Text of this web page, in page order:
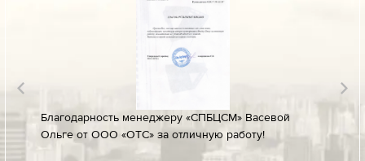
Благодарность менеджеру «СПБЦСМ» Васевой
Ольге от ООО «ОТС» за отличную работу!